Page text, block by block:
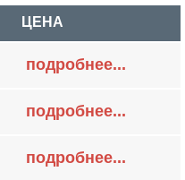
ЦЕНА
подробнее...
подробнее...
подробнее...